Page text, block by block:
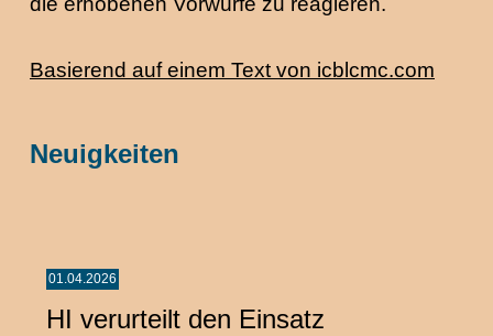
Basierend auf einem Text von icblcmc.com
Neuigkeiten
01.04.2026
HI verurteilt den Einsatz